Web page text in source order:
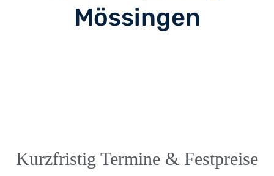
Mössingen
Kurzfristig Termine & Festpreise